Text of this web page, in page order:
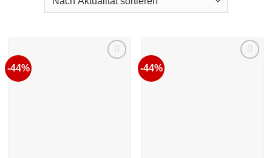
-44% -44%